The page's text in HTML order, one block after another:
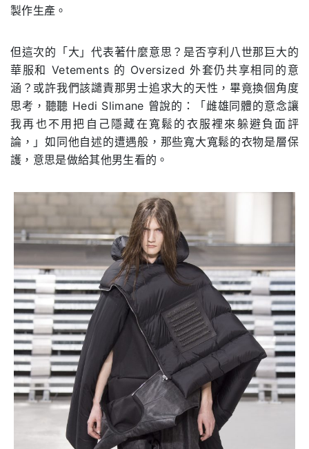
製作生產。
但這次的「大」代表著什麼意思？是否亨利八世那巨大的
華服和 Vetements 的 Oversized 外套仍共享相同的意
涵？或許我們該譴責那男士追求大的天性，畢竟換個角度
思考，聽聽 Hedi Slimane 曾說的：「雌雄同體的意念讓
我再也不用把自己隱藏在寬鬆的衣服裡來躲避負面評
論，」如同他自述的遭遇般，那些寬大寬鬆的衣物是層保
護，意思是做給其他男生看的。